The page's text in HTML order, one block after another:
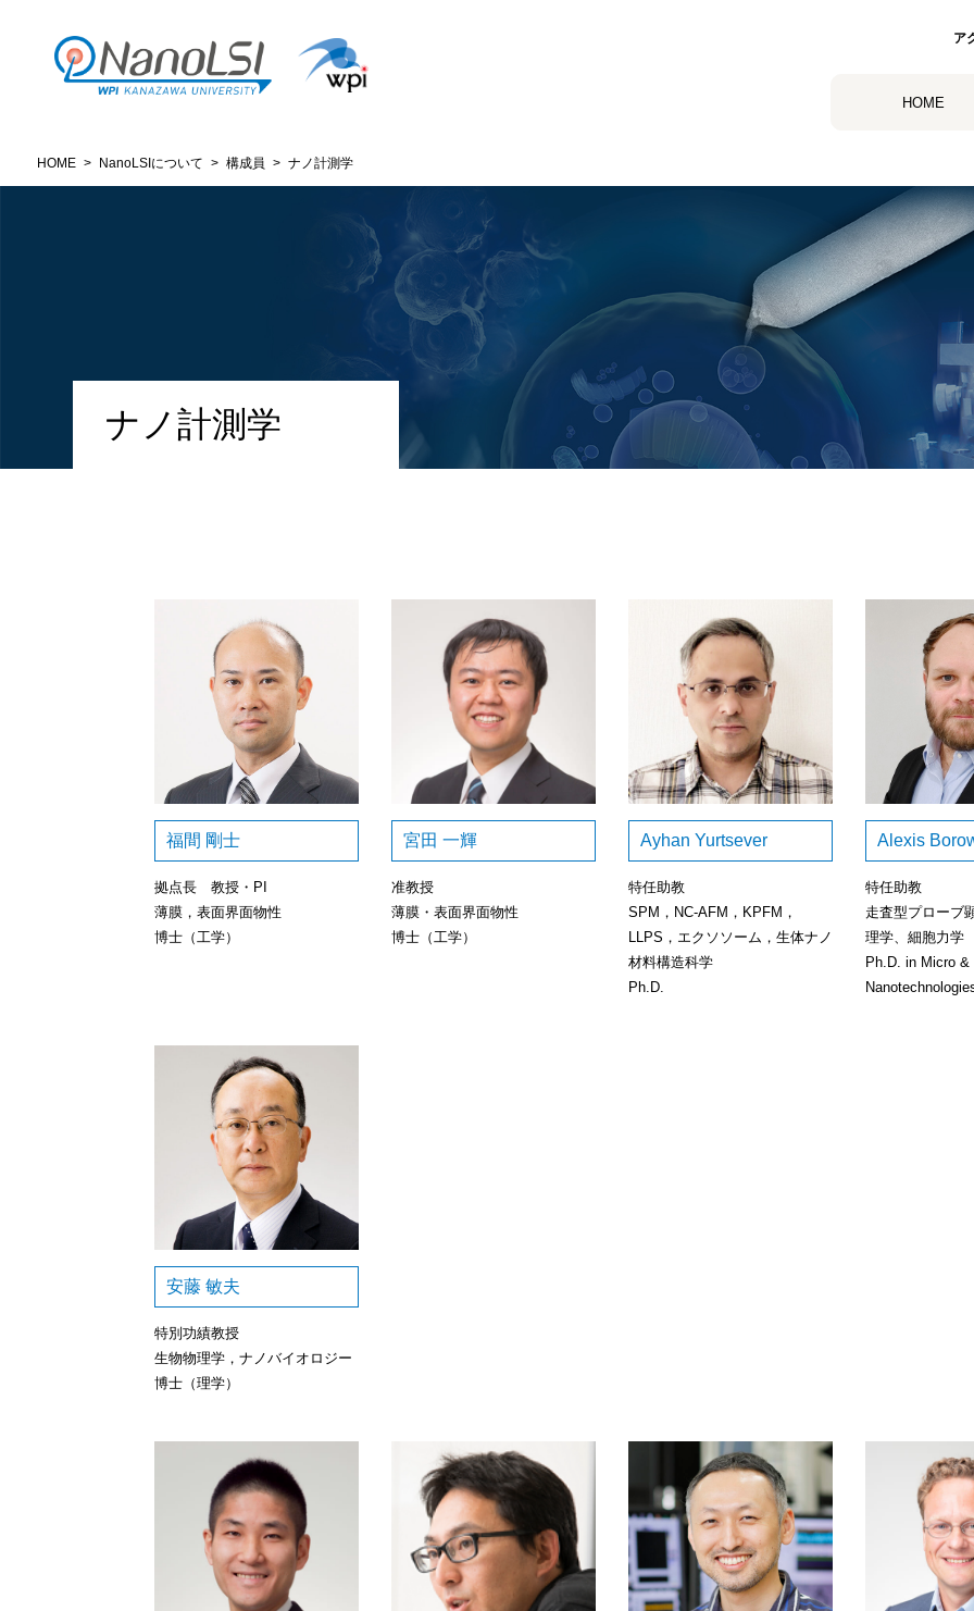
ア
HOME
HOME > NanoLSIについて > 構成員 > ナノ計測学
ナノ計測学
福間 剛士
拠点長 教授・PI
薄膜，表面界面物性
博士（工学）
宮田 一輝
准教授
薄膜・表面界面物性
博士（工学）
Ayhan Yurtsever
特任助教
SPM，NC-AFM，KPFM，
LLPS，エクソソーム，生体ナノ
材料構造科学
Ph.D.
Alexis
特任助教
走査型プローブ
理学、細胞力学
Ph.D. in Micro &
安藤 敏夫
特別功績教授
生物物理学，ナノバイオロジー
博士（理学）